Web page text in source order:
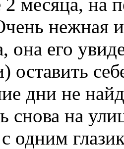
нежная
она его
оставить
дни не
снова на
одним